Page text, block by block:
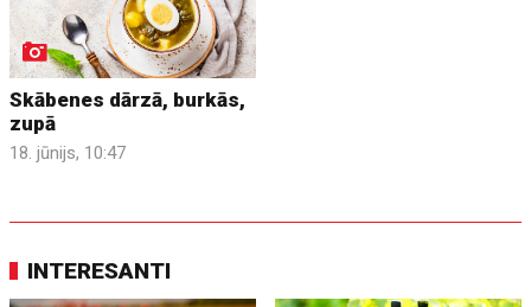
Skābenes dārzā, burkās,
zupā
18. jūnijs, 10:47
INTERESANTI